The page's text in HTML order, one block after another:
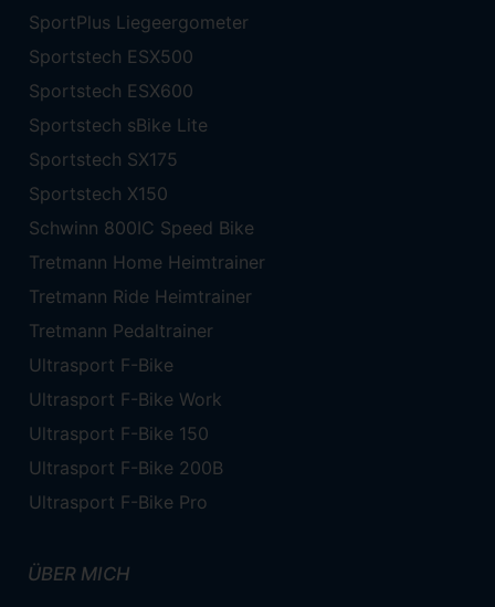
SportPlus Liegeergometer
Sportstech ESX500
Sportstech ESX600
Sportstech sBike Lite
Sportstech SX175
Sportstech X150
Schwinn 800IC Speed Bike
Tretmann Home Heimtrainer
Tretmann Ride Heimtrainer
Tretmann Pedaltrainer
Ultrasport F-Bike
Ultrasport F-Bike Work
Ultrasport F-Bike 150
Ultrasport F-Bike 200B
Ultrasport F-Bike Pro
ÜBER MICH